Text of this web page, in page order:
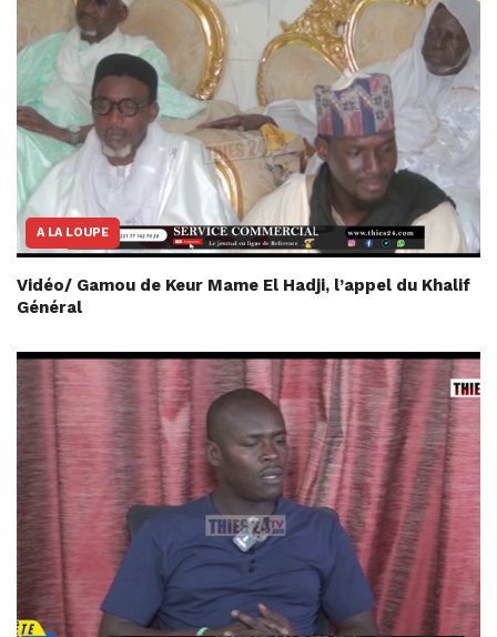
A LA LOUPE
Vidéo/ Gamou de Keur Mame El Hadji, l’appel du Khalif
Général